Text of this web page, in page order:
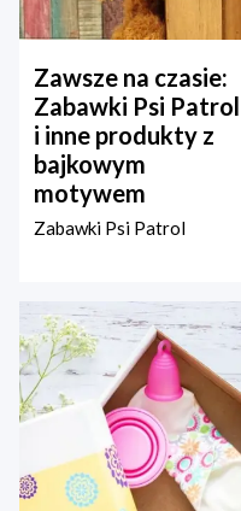
Zawsze na czasie:
Zabawki Psi Patrol
i inne produkty z
bajkowym
motywem
Zabawki Psi Patrol